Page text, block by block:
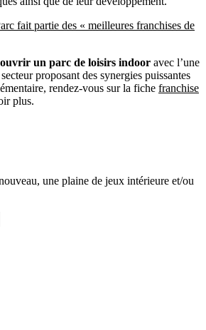
fait partie des « meilleures franchises de
ouvrir un parc de loisirs indoor avec l’une
proposant des synergies puissantes
rendez-vous sur la fiche franchise
plus.
une plaine de jeux intérieure et/ou